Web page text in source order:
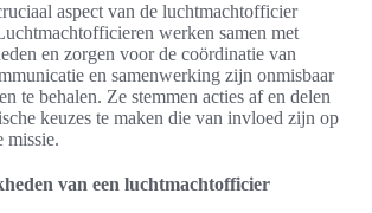
aspect van de luchtmachtofficier
werken samen met
en zorgen voor de coördinatie van
en samenwerking zijn onmisbaar
te behalen. Ze stemmen acties af en delen
keuzes te maken die van invloed zijn op
missie.
van een luchtmachtofficier